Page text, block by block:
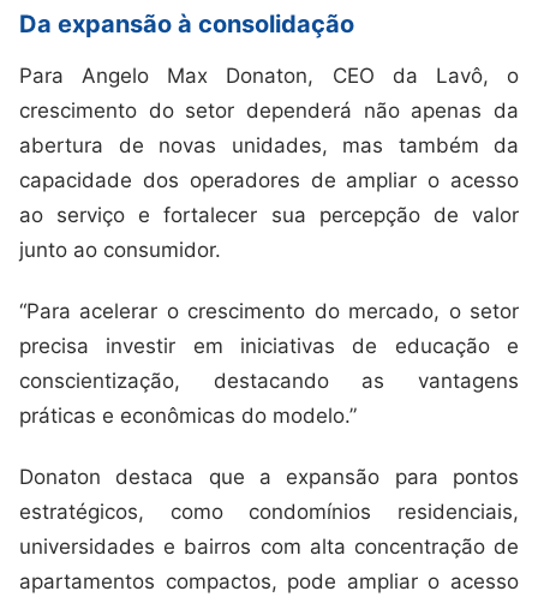
Da expansão à consolidação
Para Angelo Max Donaton, CEO da Lavô, o
crescimento do setor dependerá não apenas da
abertura de novas unidades, mas também da
capacidade dos operadores de ampliar o acesso
ao serviço e fortalecer sua percepção de valor
junto ao consumidor.
“Para acelerar o crescimento do mercado, o setor
precisa investir em iniciativas de educação e
conscientização, destacando as vantagens
práticas e econômicas do modelo.”
Donaton destaca que a expansão para pontos
estratégicos, como condomínios residenciais,
universidades e bairros com alta concentração de
apartamentos compactos, pode ampliar o acesso